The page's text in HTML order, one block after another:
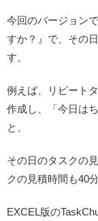
今回のバージョン
すか？』で、その
す。
例えば、リピート
作成し、「今日は
と、
その日のタスクの
クの見積時間も40
EXCEL版の